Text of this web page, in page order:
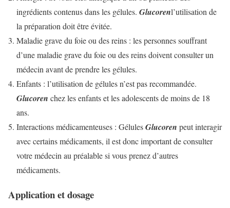
ingrédients contenus dans les gélules. Glucorenl’utilisation de
la préparation doit être évitée.
Maladie grave du foie ou des reins : les personnes souffrant
d’une maladie grave du foie ou des reins doivent consulter un
médecin avant de prendre les gélules.
Enfants : l’utilisation de gélules n’est pas recommandée.
Glucoren chez les enfants et les adolescents de moins de 18
ans.
Interactions médicamenteuses : GélulesGlucoren peut interagir
avec certains médicaments, il est donc important de consulter
votre médecin au préalable si vous prenez d’autres
médicaments.
Application et dosage